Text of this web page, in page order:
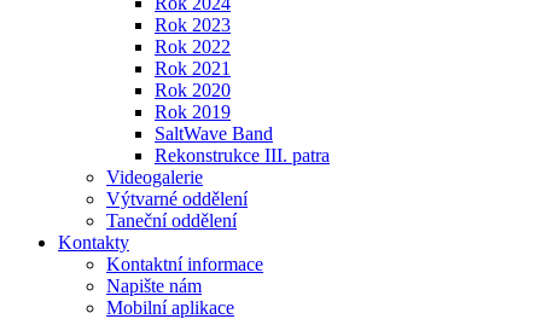
Rok 2023
Rok 2022
Rok 2021
Rok 2020
Rok 2019
SaltWave Band
Rekonstrukce III. patra
Videogalerie
Výtvarné oddělení
Taneční oddělení
Kontakty
Kontaktní informace
Napište nám
Mobilní aplikace